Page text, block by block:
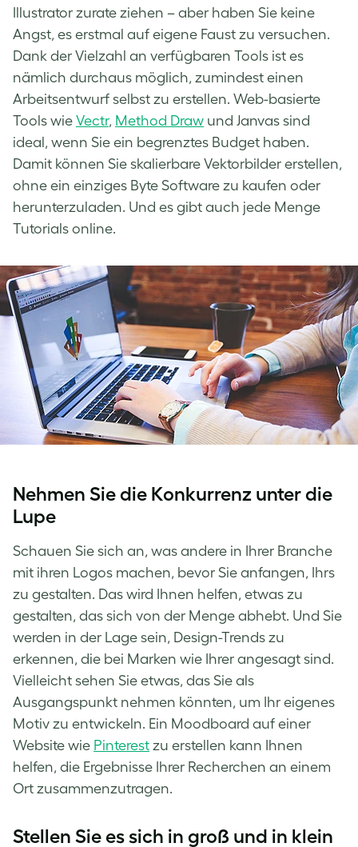
Illustrator zurate ziehen – aber haben Sie keine
Angst, es erstmal auf eigene Faust zu versuchen.
Dank der Vielzahl an verfügbaren Tools ist es
nämlich durchaus möglich, zumindest einen
Arbeitsentwurf selbst zu erstellen. Web-basierte
Tools wie Vectr, Method Draw und Janvas sind
ideal, wenn Sie ein begrenztes Budget haben.
Damit können Sie skalierbare Vektorbilder erstellen,
ohne ein einziges Byte Software zu kaufen oder
herunterzuladen. Und es gibt auch jede Menge
Tutorials online.
Nehmen Sie die Konkurrenz unter die
Lupe
Schauen Sie sich an, was andere in Ihrer Branche
mit ihren Logos machen, bevor Sie anfangen, Ihrs
zu gestalten. Das wird Ihnen helfen, etwas zu
gestalten, das sich von der Menge abhebt. Und Sie
werden in der Lage sein, Design-Trends zu
erkennen, die bei Marken wie Ihrer angesagt sind.
Vielleicht sehen Sie etwas, das Sie als
Ausgangspunkt nehmen könnten, um Ihr eigenes
Motiv zu entwickeln. Ein Moodboard auf einer
Website wie Pinterest zu erstellen kann Ihnen
helfen, die Ergebnisse Ihrer Recherchen an einem
Ort zusammenzutragen.
Stellen Sie es sich in groß und in klein